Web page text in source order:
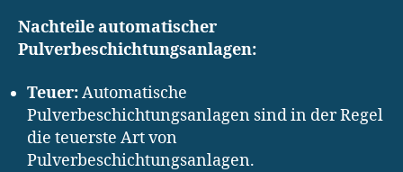
Nachteile automatischer
Pulverbeschichtungsanlagen:
Teuer:Automatische
Pulverbeschichtungsanlagen sind in der Regel
die teuerste Art von
Pulverbeschichtungsanlagen.